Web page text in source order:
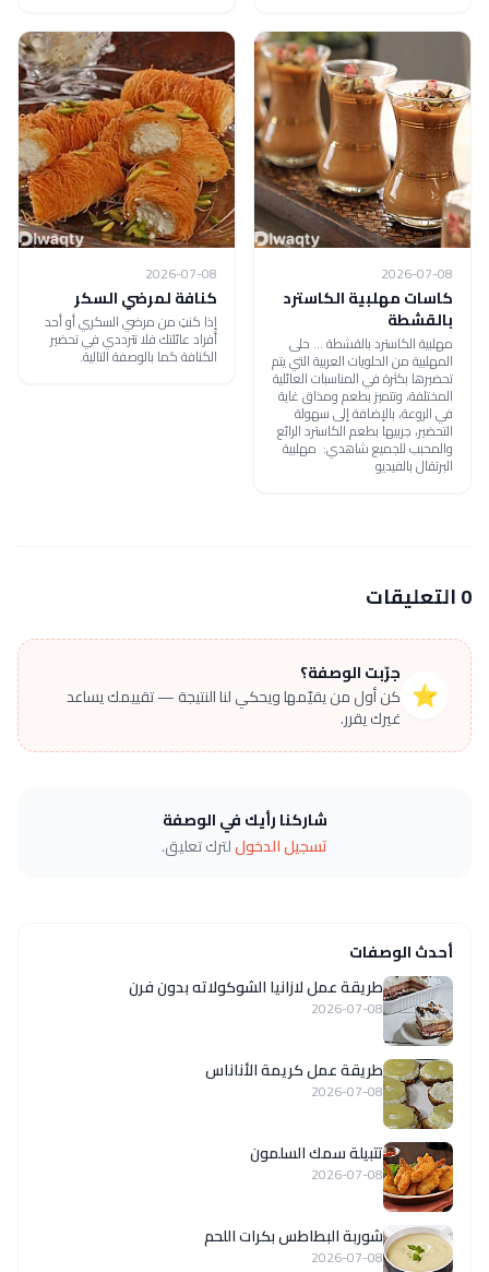
2026-07-08
كاسات مهلبية الكاسترد
بالقشطة
مهلبية الكاسترد بالقشطة ... حلى
المهلبية من الحلويات العربية التي يتم
تحضيرها بكثرة في المناسبات العائلية
المختلفة، وتتميز بطعم ومذاق غاية
في الروعة، بالإضافة إلى سهولة
التحضير، جربيها بطعم الكاسترد الرائع
والمحبب للجميع شاهدي: مهلبية
البرتقال بالفيديو
2026-07-08
كنافة لمرضي السكر
إذا كنتِ من مرضي السكري أو أحد
أفراد عائلتك فلا تترددي في تحضير
الكنافة كما بالوصفة التالية.
0 التعليقات
⭐
جرّبت الوصفة؟
كن أول من يقيّمها ويحكي لنا النتيجة — تقييمك يساعد
غيرك يقرر.
شاركنا رأيك في الوصفة
تسجيل الدخوللترك تعليق.
أحدث الوصفات
طريقة عمل لازانيا الشوكولاته بدون فرن
2026-07-08
طريقة عمل كريمة الأناناس
2026-07-08
تتبيلة سمك السلمون
2026-07-08
شوربة البطاطس بكرات اللحم
2026-07-08